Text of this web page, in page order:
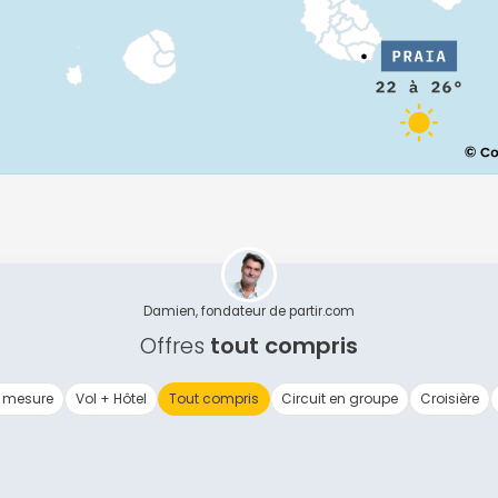
Damien, fondateur de partir.com
Offres tout compris
Vol + Hôtel Tout compris Circuit en groupe Croisière
Continuer avec Apple
ou connectez-vous par mail